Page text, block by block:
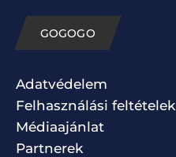
GOGOGO
Adatvédelem
Felhasználási feltételek
Médiaajánlat
Partnerek